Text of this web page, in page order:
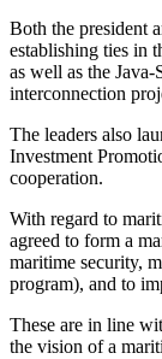
Both the president
establishing ties in
as well as the
interconnection
The leaders also
Investment
cooperation.
With regard to
agreed to form a
maritime security,
program), and to
These are in line
the vision of a